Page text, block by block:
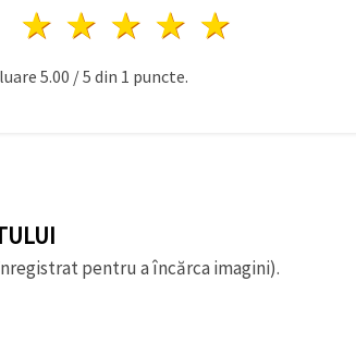
4 stele
3 stele
2 stele
1 stea
5.00 /5 din 1 puncte.
pentru a încărca imagini).